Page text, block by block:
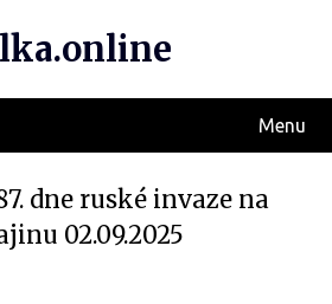
Menu
dne ruské invaze na
02.09.2025